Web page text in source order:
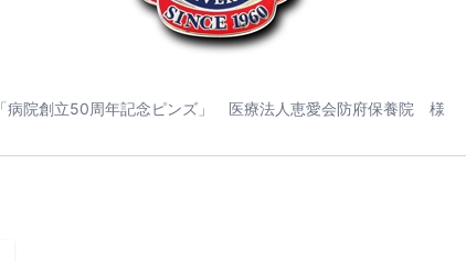
「病院創立50周年記念ピンズ」 医療法人恵愛会防府保養院 様